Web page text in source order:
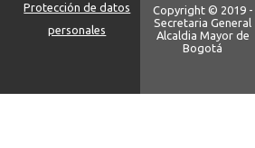
Protección de datos
personales
Copyright © 2019 -
Secretaria General
Alcaldia Mayor de
Bogotá